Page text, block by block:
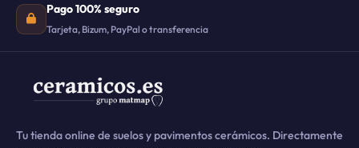
Pago 100% seguro
Tarjeta, Bizum, PayPal o transferencia
Tu tienda online de suelos y pavimentos cerámicos. Directamente